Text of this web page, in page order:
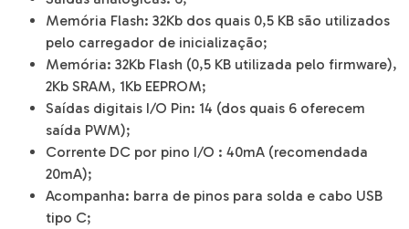
Memória Flash: 32Kb dos quais 0,5 KB são utilizados
pelo carregador de inicialização;
Memória: 32Kb Flash (0,5 KB utilizada pelo firmware),
2Kb SRAM, 1Kb EEPROM;
Saídas digitais I/O Pin: 14 (dos quais 6 oferecem
saída PWM);
Corrente DC por pino I/O : 40mA (recomendada
20mA);
Acompanha: barra de pinos para solda e cabo USB
tipo C;